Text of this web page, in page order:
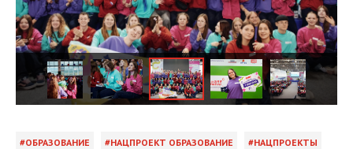
ОБРАЗОВАНИЕ НАЦПРОЕКТ ОБРАЗОВАНИЕ НАЦПРОЕКТЫ